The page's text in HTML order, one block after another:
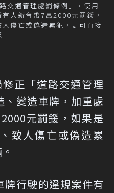
交通管理處罰條例」，使用
人新台幣7萬2000元罰鍰，
傷亡或偽造累犯，更可直接
正「道路交通管理
變造車牌，加重處
元罰鍰，如果是
致人傷亡或偽造累
行駛的違規案件有